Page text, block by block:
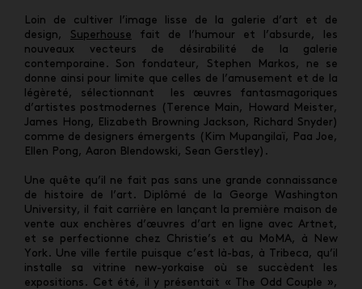
Loin de cultiver l’image lisse de la galerie d’art et de
design, Superhouse fait de l’humour et l’absurde, les
nouveaux vecteurs de désirabilité de la galerie
contemporaine. Son fondateur, Stephen Markos, ne se
donne ainsi pour limite que celles de l’amusement et de la
légèreté, sélectionnant les œuvres fantasmagoriques
d’artistes postmodernes (Terence Main, Howard Meister,
James Hong, Elizabeth Browning Jackson, Richard Snyder)
comme de designers émergents (Kim Mupangilaï, Paa Joe,
Ellen Pong, Aaron Blendowski, Sean Gerstley).
Une quête qu’il ne fait pas sans une grande connaissance
de histoire de l’art. Diplômé de la George Washington
University, il fait carrière en lançant la première maison de
vente aux enchères d’œuvres d’art en ligne avec Artnet,
et se perfectionne chez Christie’s et au MoMA, à New
York. Une ville fertile puisque c’est là-bas, à Tribeca, qu’il
installe sa vitrine new-yorkaise où se succèdent les
expositions. Cet été, il y présentait « The Odd Couple »,